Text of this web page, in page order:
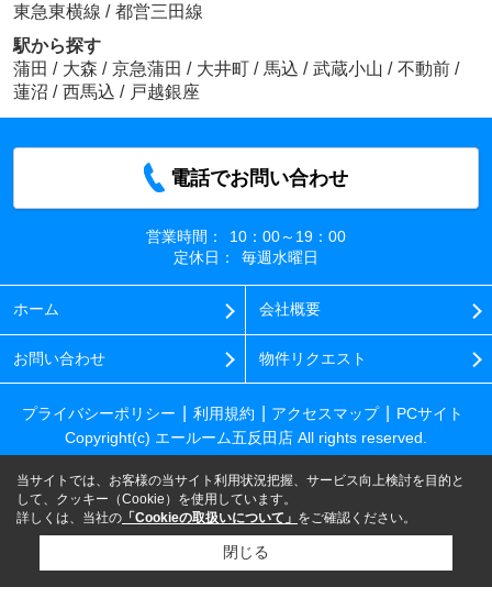
東急東横線 / 都営三田線
駅から探す
蒲田 / 大森 / 京急蒲田 / 大井町 / 馬込 / 武蔵小山 / 不動前 /
蓮沼 / 西馬込 / 戸越銀座
電話でお問い合わせ
営業時間：
10：00～19：00
定休日：
毎週水曜日
ホーム 会社概要
お問い合わせ 物件リクエスト
プライバシーポリシー 利用規約 アクセスマップ
PCサイト
Copyright(c) エールーム五反田店 All rights reserved.
当サイトでは、お客様の当サイト利用状況把握、サービス向上検討を目的と
して、クッキー（Cookie）を使用しています。
詳しくは、当社の 「Cookieの取扱いについて」 をご確認ください。
閉じる